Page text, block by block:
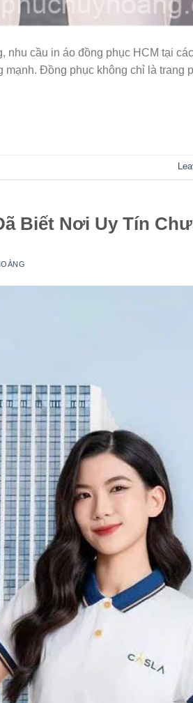
nhu cầu in áo đồng phục HCM tại
Đồng phục không chỉ là trang
Biết Nơi Uy Tín